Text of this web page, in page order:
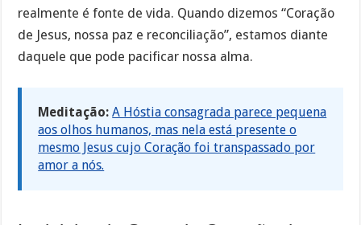
realmente é fonte de vida. Quando dizemos “Coração
de Jesus, nossa paz e reconciliação”, estamos diante
daquele que pode pacificar nossa alma.
Meditação: A Hóstia consagrada parece pequena
aos olhos humanos, mas nela está presente o
mesmo Jesus cujo Coração foi transpassado por
amor a nós.